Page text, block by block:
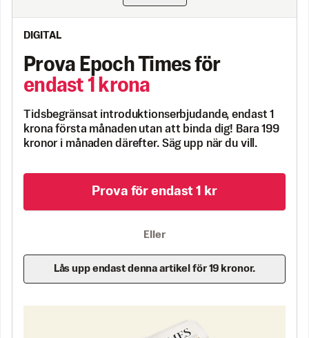
DIGITAL
Prova Epoch Times för
endast 1 krona
Tidsbegränsat introduktionserbjudande, endast 1
krona första månaden utan att binda dig! Bara 199
kronor i månaden därefter. Säg upp när du vill.
Prova för endast 1 kr
Eller
Lås upp endast denna artikel för 19 kronor.